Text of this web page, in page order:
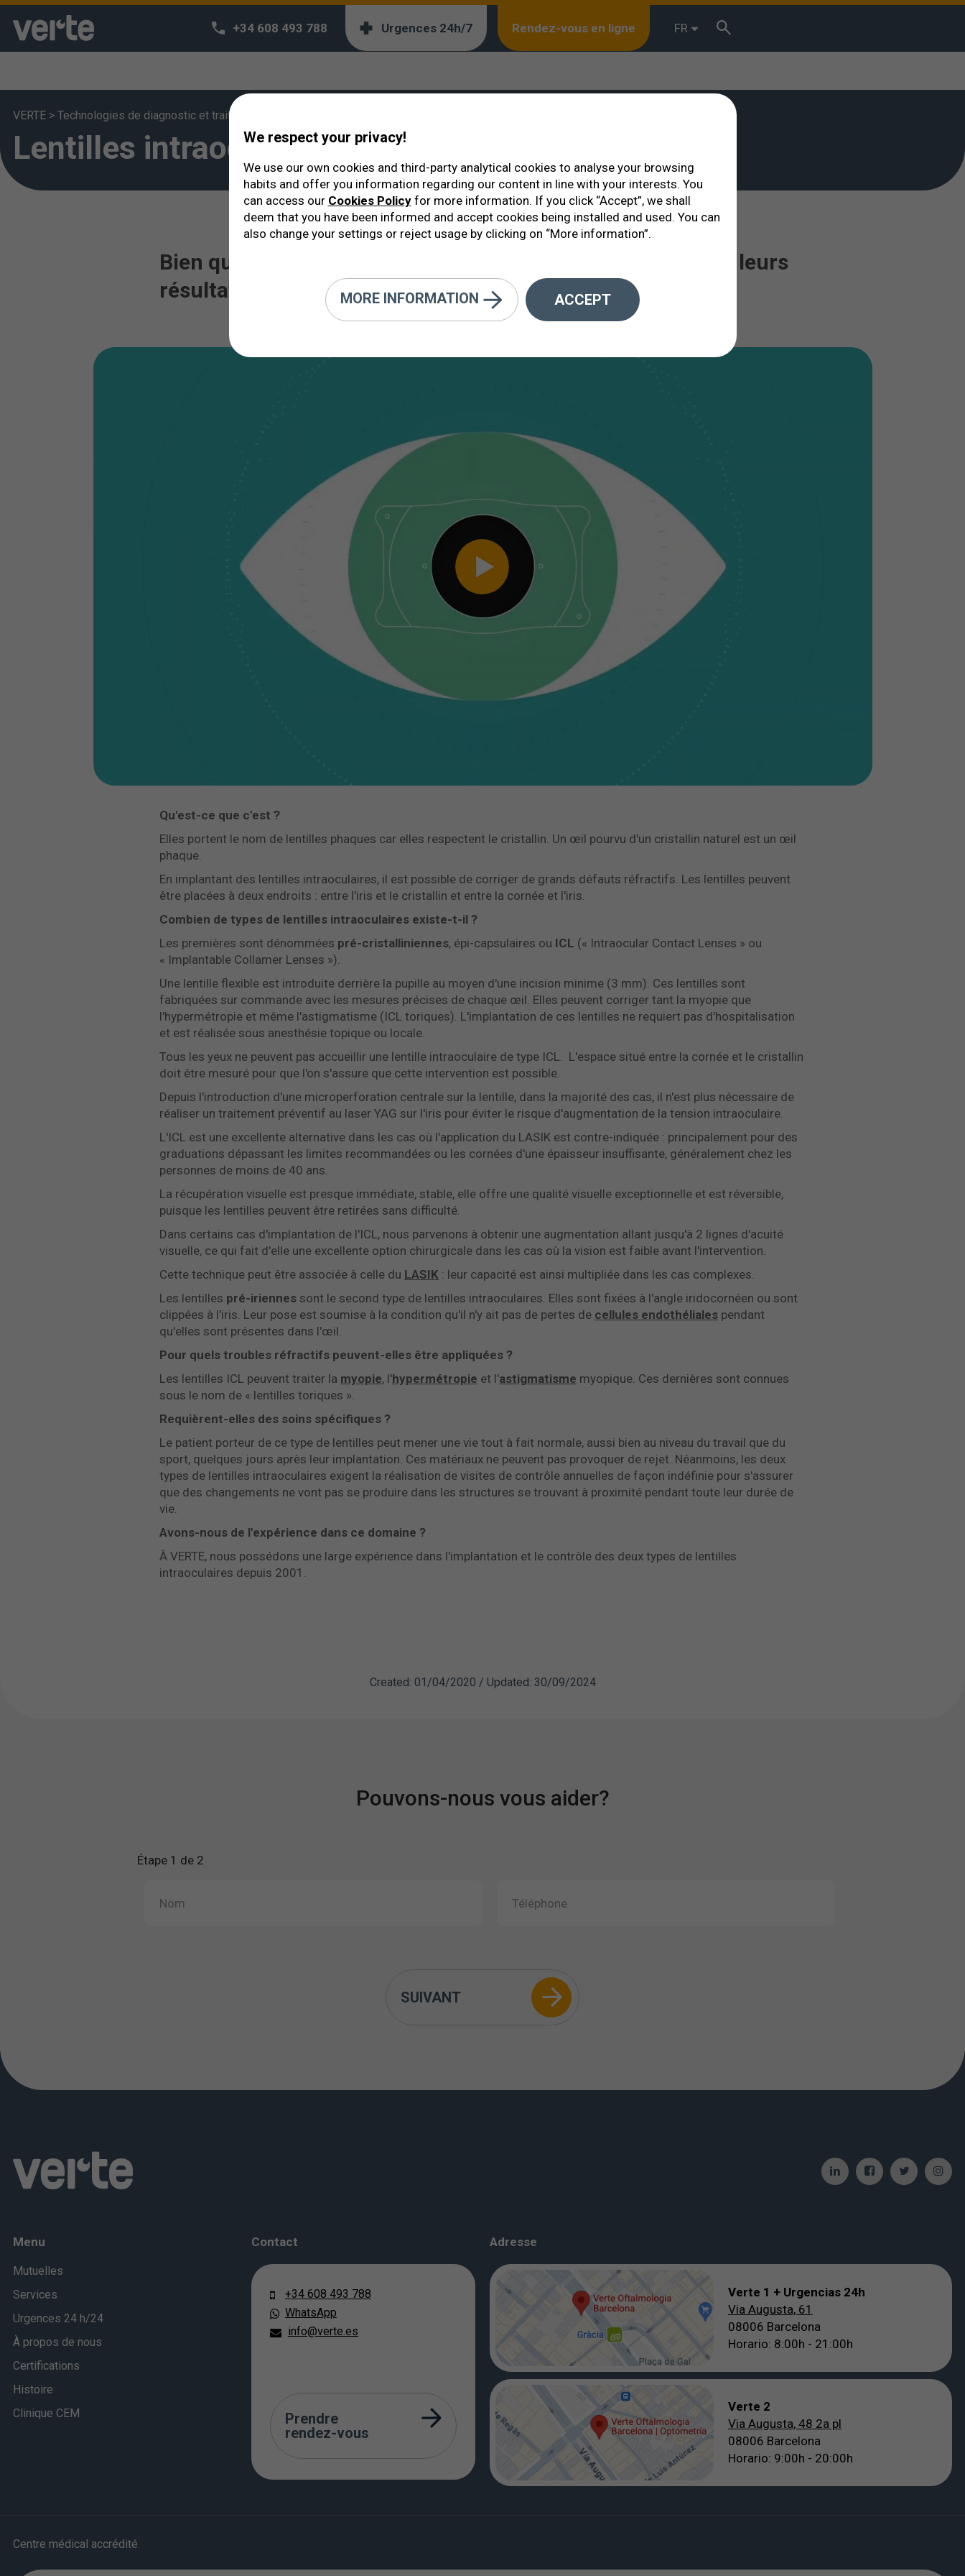
+34 608 493 788 Urgences 24h/7 Rendez-vous en ligne FR
VERTE > Technologies de diagnostic et traitement
Lentilles intraoculaires phaques - ICL
Bien qu'elles soient connues comme l'alternative au LASIK, leurs
résultats sont également exceptionnels.
Qu'est-ce que c'est ?
Elles portent le nom de lentilles phaques car elles respectent le cristallin. Un œil pourvu d'un cristallin naturel est un œil
phaque.
En implantant des lentilles intraoculaires, il est possible de corriger de grands défauts réfractifs. Les lentilles peuvent
être placées à deux endroits : entre l'iris et le cristallin et entre la cornée et l'iris.
Combien de types de lentilles intraoculaires existe-t-il ?
Les premières sont dénommées pré-cristalliniennes, épi-capsulaires ou ICL (« Intraocular Contact Lenses » ou
« Implantable Collamer Lenses »).
Une lentille flexible est introduite derrière la pupille au moyen d'une incision minime (3 mm). Ces lentilles sont
fabriquées sur commande avec les mesures précises de chaque œil. Elles peuvent corriger tant la myopie que
l'hypermétropie et même l'astigmatisme (ICL toriques). L'implantation de ces lentilles ne requiert pas d'hospitalisation
et est réalisée sous anesthésie topique ou locale.
Tous les yeux ne peuvent pas accueillir une lentille intraoculaire de type ICL. L'espace situé entre la cornée et le cristallin
doit être mesuré pour que l'on s'assure que cette intervention est possible.
Depuis l'introduction d'une microperforation centrale sur la lentille, dans la majorité des cas, il n'est plus nécessaire de
réaliser un traitement préventif au laser YAG sur l'iris pour éviter le risque d'augmentation de la tension intraoculaire.
L'ICL est une excellente alternative dans les cas où l'application du LASIK est contre-indiquée : principalement pour des
graduations dépassant les limites recommandées ou les cornées d'une épaisseur insuffisante, généralement chez les
personnes de moins de 40 ans.
La récupération visuelle est presque immédiate, stable, elle offre une qualité visuelle exceptionnelle et est réversible,
puisque les lentilles peuvent être retirées sans difficulté.
Dans certains cas d'implantation de l'ICL, nous parvenons à obtenir une augmentation allant jusqu'à 2 lignes d'acuité
visuelle, ce qui fait d'elle une excellente option chirurgicale dans les cas où la vision est faible avant l'intervention.
Cette technique peut être associée à celle du LASIK : leur capacité est ainsi multipliée dans les cas complexes.
Les lentilles pré-iriennes sont le second type de lentilles intraoculaires. Elles sont fixées à l'angle iridocornéen ou sont
clippées à l'iris. Leur pose est soumise à la condition qu'il n'y ait pas de pertes de cellules endothéliales pendant
qu'elles sont présentes dans l'œil.
Pour quels troubles réfractifs peuvent-elles être appliquées ?
Les lentilles ICL peuvent traiter la myopie, l'hypermétropie et l'astigmatisme myopique. Ces dernières sont connues
sous le nom de « lentilles toriques ».
Requièrent-elles des soins spécifiques ?
Le patient porteur de ce type de lentilles peut mener une vie tout à fait normale, aussi bien au niveau du travail que du
sport, quelques jours après leur implantation. Ces matériaux ne peuvent pas provoquer de rejet. Néanmoins, les deux
types de lentilles intraoculaires exigent la réalisation de visites de contrôle annuelles de façon indéfinie pour s'assurer
que des changements ne vont pas se produire dans les structures se trouvant à proximité pendant toute leur durée de
vie.
Avons-nous de l'expérience dans ce domaine ?
À VERTE, nous possédons une large expérience dans l'implantation et le contrôle des deux types de lentilles
intraoculaires depuis 2001.
Created: 01/04/2020 / Updated: 30/09/2024
Pouvons-nous vous aider?
Étape 1 de 2
SUIVANT
Menu
Mutuelles
Services
Urgences 24 h/24
À propos de nous
Certifications
Histoire
Clinique CEM
Contact
+34 608 493 788
WhatsApp
info@verte.es
Prendre
rendez-vous
Adresse
Verte 1 + Urgencias 24h
Via Augusta, 61
08006 Barcelona
Horario: 8:00h - 21:00h
Verte 2
Via Augusta, 48 2a pl
08006 Barcelona
Horario: 9:00h - 20:00h
Centre médical accrédité
We respect your privacy!
We use our own cookies and third-party analytical cookies to analyse your browsing
habits and offer you information regarding our content in line with your interests. You
can access our Cookies Policyfor more information. If you click “Accept”, we shall
deem that you have been informed and accept cookies being installed and used. You can
also change your settings or reject usage by clicking on “More information”.
MORE INFORMATION ACCEPT